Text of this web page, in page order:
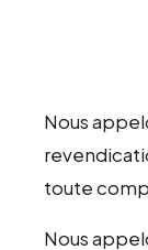
Nous
toute
Nous